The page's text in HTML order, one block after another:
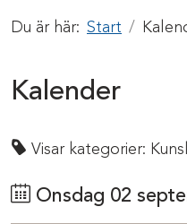
Du är här: Start
Kalender
Visar kategorier:
Onsdag 02